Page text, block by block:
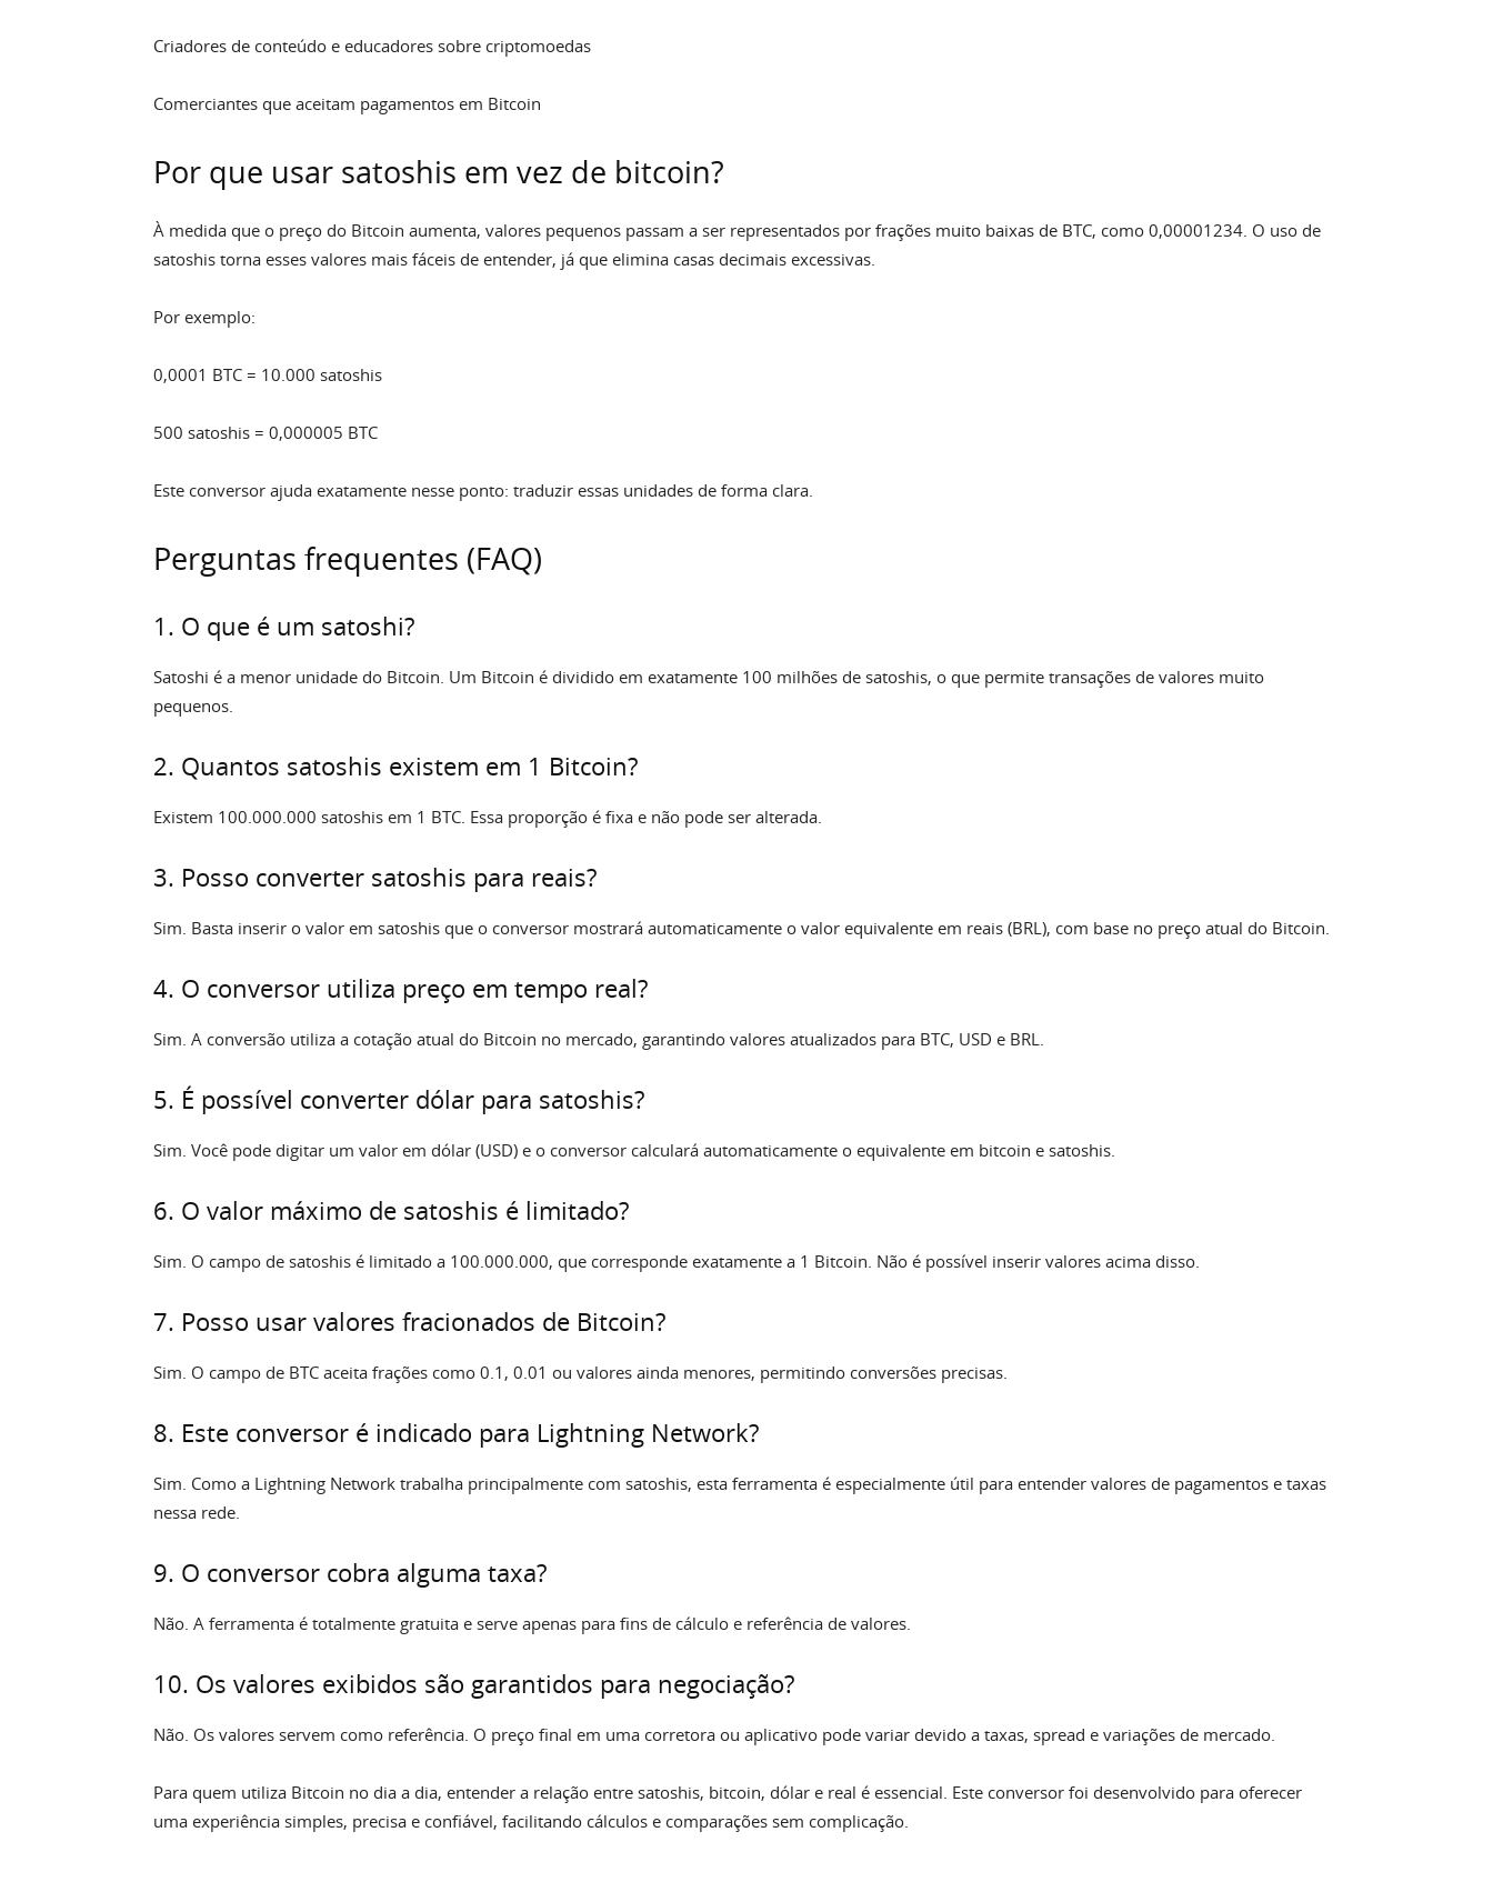
Criadores de conteúdo e educadores sobre criptomoedas
Comerciantes que aceitam pagamentos em Bitcoin
Por que usar satoshis em vez de bitcoin?
À medida que o preço do Bitcoin aumenta, valores pequenos passam a ser representados por frações muito baixas de BTC, como 0,00001234. O uso de
satoshis torna esses valores mais fáceis de entender, já que elimina casas decimais excessivas.
Por exemplo:
0,0001 BTC = 10.000 satoshis
500 satoshis = 0,000005 BTC
Este conversor ajuda exatamente nesse ponto: traduzir essas unidades de forma clara.
Perguntas frequentes (FAQ)
1. O que é um satoshi?
Satoshi é a menor unidade do Bitcoin. Um Bitcoin é dividido em exatamente 100 milhões de satoshis, o que permite transações de valores muito
pequenos.
2. Quantos satoshis existem em 1 Bitcoin?
Existem 100.000.000 satoshis em 1 BTC. Essa proporção é fixa e não pode ser alterada.
3. Posso converter satoshis para reais?
Sim. Basta inserir o valor em satoshis que o conversor mostrará automaticamente o valor equivalente em reais (BRL), com base no preço atual do Bitcoin.
4. O conversor utiliza preço em tempo real?
Sim. A conversão utiliza a cotação atual do Bitcoin no mercado, garantindo valores atualizados para BTC, USD e BRL.
5. É possível converter dólar para satoshis?
Sim. Você pode digitar um valor em dólar (USD) e o conversor calculará automaticamente o equivalente em bitcoin e satoshis.
6. O valor máximo de satoshis é limitado?
Sim. O campo de satoshis é limitado a 100.000.000, que corresponde exatamente a 1 Bitcoin. Não é possível inserir valores acima disso.
7. Posso usar valores fracionados de Bitcoin?
Sim. O campo de BTC aceita frações como 0.1, 0.01 ou valores ainda menores, permitindo conversões precisas.
8. Este conversor é indicado para Lightning Network?
Sim. Como a Lightning Network trabalha principalmente com satoshis, esta ferramenta é especialmente útil para entender valores de pagamentos e taxas
nessa rede.
9. O conversor cobra alguma taxa?
Não. A ferramenta é totalmente gratuita e serve apenas para fins de cálculo e referência de valores.
10. Os valores exibidos são garantidos para negociação?
Não. Os valores servem como referência. O preço final em uma corretora ou aplicativo pode variar devido a taxas, spread e variações de mercado.
Para quem utiliza Bitcoin no dia a dia, entender a relação entre satoshis, bitcoin, dólar e real é essencial. Este conversor foi desenvolvido para oferecer
uma experiência simples, precisa e confiável, facilitando cálculos e comparações sem complicação.